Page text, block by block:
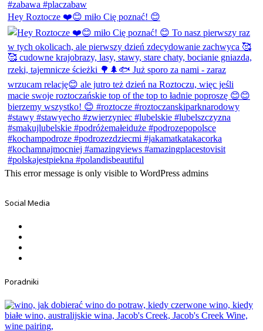
Hey Roztocze ❤️😊 miło Cię poznać! 😊
This error message is only visible to WordPress admins
Social Media
Poradniki